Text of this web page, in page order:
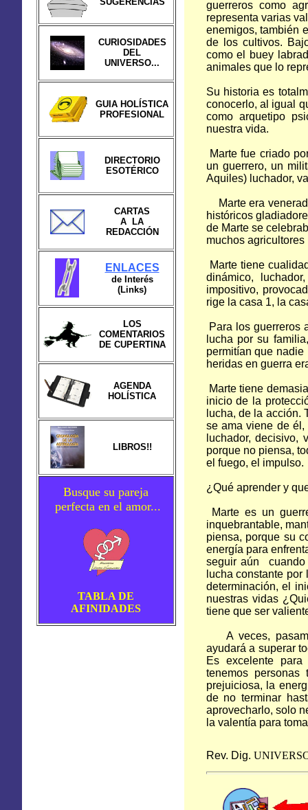
CURIOSIDADES
DEL
UNIVERSO...
GUIA HOLÍSTICA
PROFESIONAL
DIRECTORIO
ESOTÉRICO
CARTAS
A LA
REDACCIÓN
ENLACES
de Interés
(Links)
LOS
COMENTARIOS
DE CUPERTINA
AGENDA
HOLÍSTICA
LIBROS!!
Busque su pareja
perfecta en el amor...
TABLA DE
AFINIDADES
guerreros como
representa varias
enemigos, también
de los cultivos.
como el buey
animales que lo
Su historia es
conocerlo, al igual
como arquetipo
nuestra vida.
Marte fue criado
un guerrero, un
Aquiles) luchador,
Marte era
históricos
de Marte se
muchos
Marte tiene
dinámico,
impositivo,
rige la casa 1, la
Para los guerreros
lucha por su
permitían que
heridas en guerra
Marte tiene
inicio de la
lucha, de la acción.
se ama viene de
luchador,
porque no piensa,
el fuego, el impulso.
¿Qué aprender y
Marte es un
inquebrantable,
piensa, porque su
energía para
seguir aún cuando
lucha constante
determinación, el
nuestras vidas
tiene que ser
A veces,
ayudará a superar
Es excelente
tenemos
prejuiciosa, la
de no terminar
aprovecharlo, solo
la valentía para
Rev. Dig.